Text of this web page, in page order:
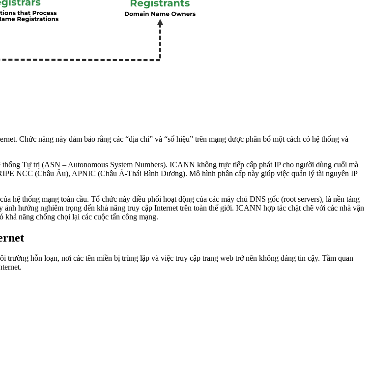
Chức năng này đảm bảo rằng các “địa chỉ” và “số hiệu” trên mạng được phân bổ một cách có hệ thống và
thống Tự trị (ASN – Autonomous System Numbers). ICANN không trực tiếp cấp phát IP cho người dùng cuối mà
NCC (Châu Âu), APNIC (Châu Á-Thái Bình Dương). Mô hình phân cấp này giúp việc quản lý tài nguyên IP
hệ thống mạng toàn cầu. Tổ chức này điều phối hoạt động của các máy chủ DNS gốc (root servers), là nền tảng
hưởng nghiêm trọng đến khả năng truy cập Internet trên toàn thế giới. ICANN hợp tác chặt chẽ với các nhà vận
khả năng chống chọi lại các cuộc tấn công mạng.
hỗn loạn, nơi các tên miền bị trùng lặp và việc truy cập trang web trở nên không đáng tin cậy. Tầm quan